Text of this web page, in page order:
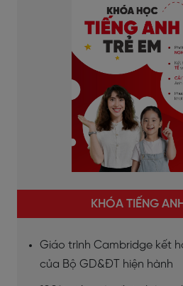
KHÓA TIẾNG
Giáo trình Cambridge kết
của Bộ GD&ĐT hiện hành